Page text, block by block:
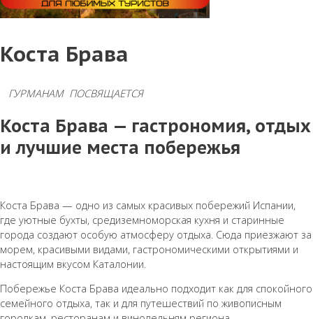
Коста Брава
ГУРМАНАМ ПОСВЯЩАЕТСЯ
Коста Брава — гастрономия, отдых
и лучшие места побережья
Коста Брава — одно из самых красивых побережий Испании,
где уютные бухты, средиземноморская кухня и старинные
города создают особую атмосферу отдыха. Сюда приезжают за
морем, красивыми видами, гастрономическими открытиями и
настоящим вкусом Каталонии.
Побережье Коста Брава идеально подходит как для спокойного
семейного отдыха, так и для путешествий по живописным